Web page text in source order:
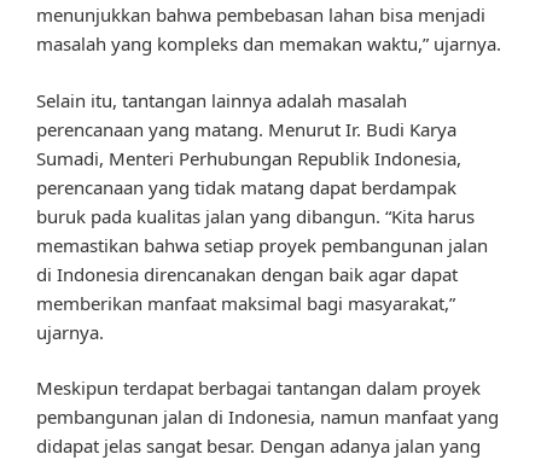
menunjukkan bahwa pembebasan lahan bisa menjadi
masalah yang kompleks dan memakan waktu,” ujarnya.
Selain itu, tantangan lainnya adalah masalah
perencanaan yang matang. Menurut Ir. Budi Karya
Sumadi, Menteri Perhubungan Republik Indonesia,
perencanaan yang tidak matang dapat berdampak
buruk pada kualitas jalan yang dibangun. “Kita harus
memastikan bahwa setiap proyek pembangunan jalan
di Indonesia direncanakan dengan baik agar dapat
memberikan manfaat maksimal bagi masyarakat,”
ujarnya.
Meskipun terdapat berbagai tantangan dalam proyek
pembangunan jalan di Indonesia, namun manfaat yang
didapat jelas sangat besar. Dengan adanya jalan yang